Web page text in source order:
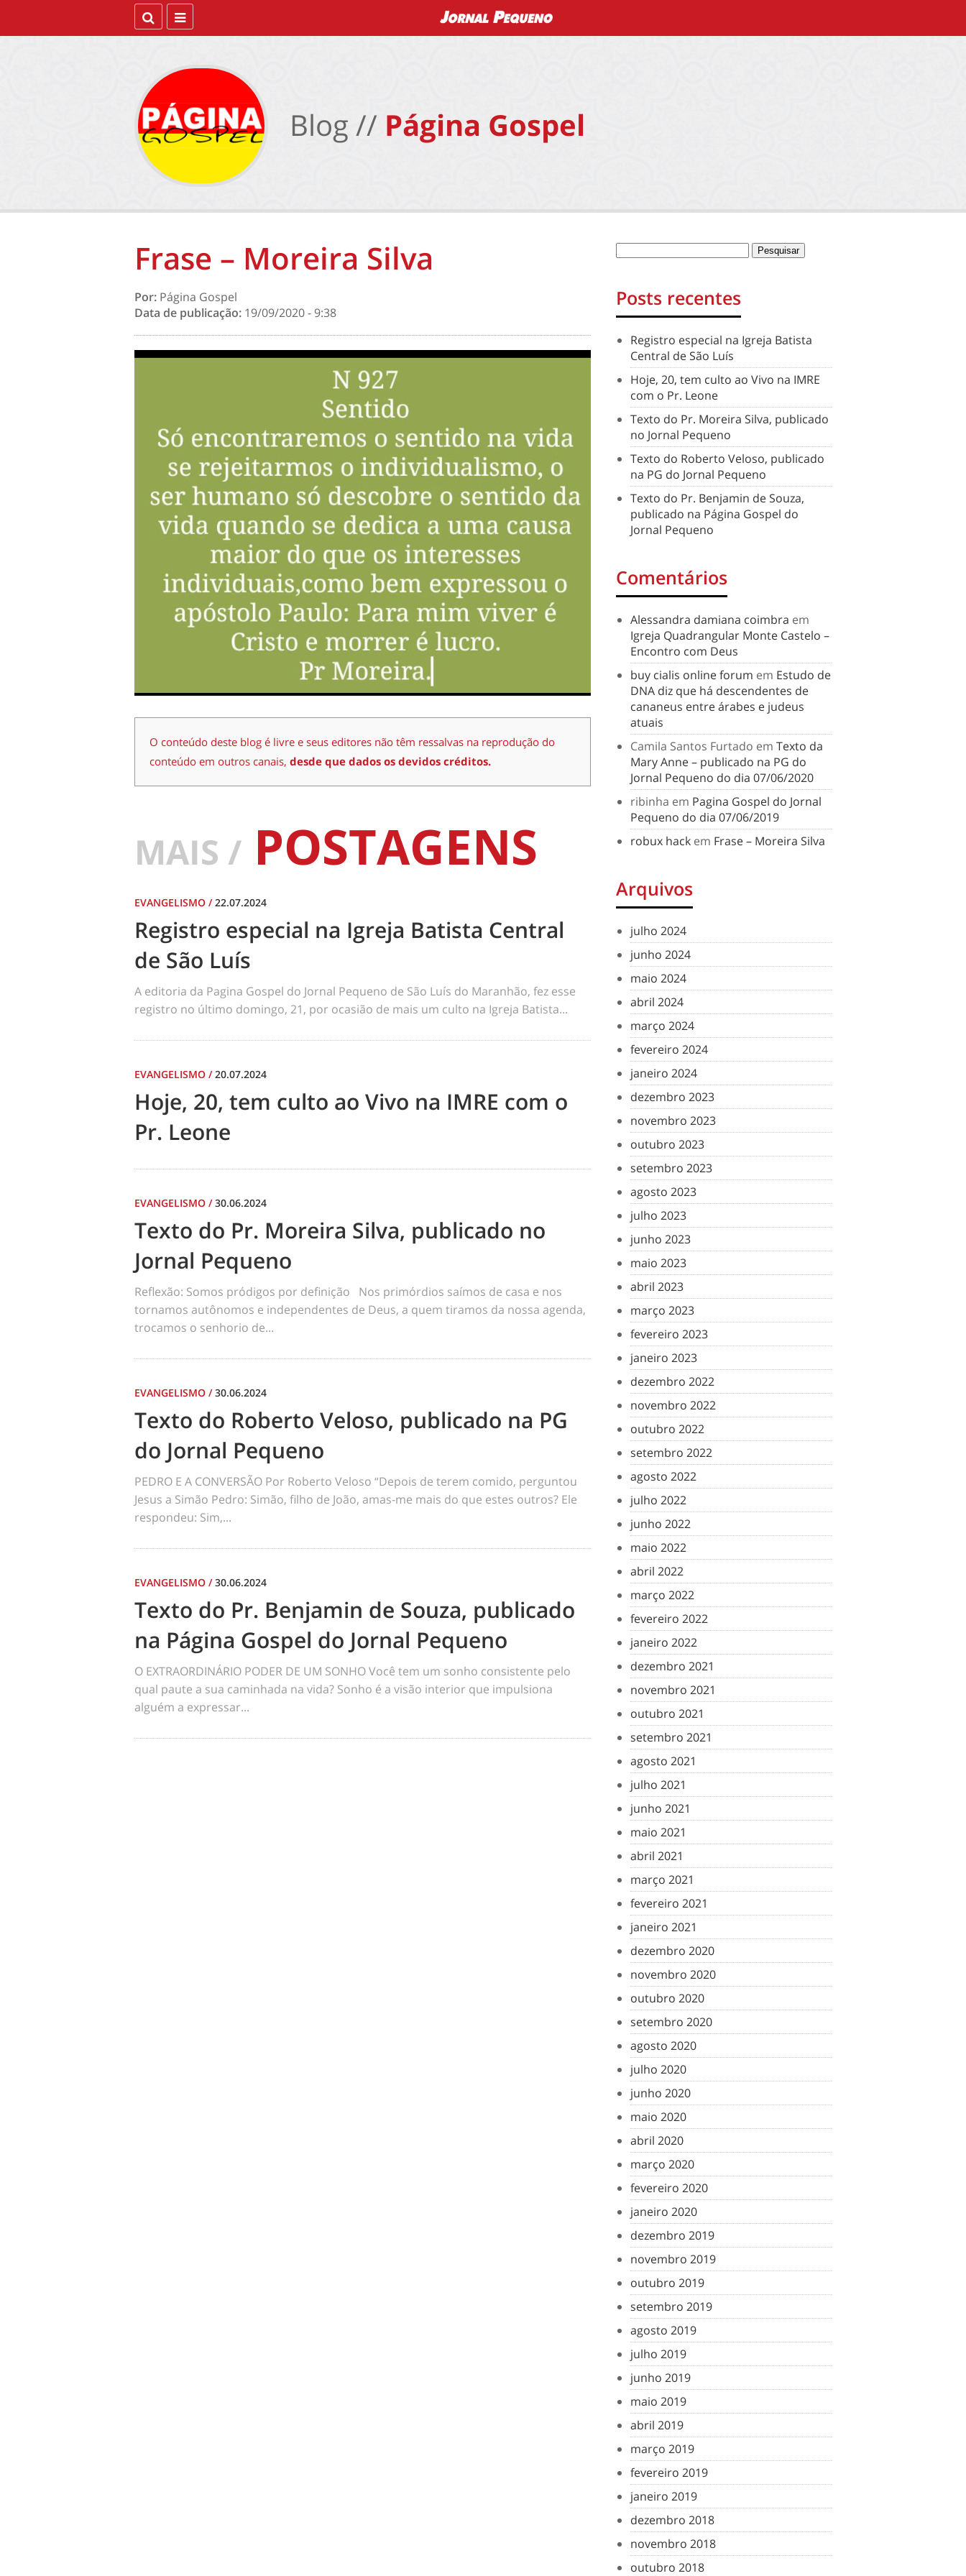
Blog // Página Gospel
Frase – Moreira Silva
Por: Página Gospel
Data de publicação: 19/09/2020 - 9:38
O conteúdo deste blog é livre e seus editores não têm ressalvas na reprodução do
conteúdo em outros canais, desde que dados os devidos créditos.
MAIS / POSTAGENS
EVANGELISMO /22.07.2024
Registro especial na Igreja Batista Central
de São Luís
A editoria da Pagina Gospel do Jornal Pequeno de São Luís do Maranhão, fez esse
registro no último domingo, 21, por ocasião de mais um culto na Igreja Batista...
EVANGELISMO /20.07.2024
Hoje, 20, tem culto ao Vivo na IMRE com o
Pr. Leone
EVANGELISMO /30.06.2024
Texto do Pr. Moreira Silva, publicado no
Jornal Pequeno
Reflexão: Somos pródigos por definição Nos primórdios saímos de casa e nos
tornamos autônomos e independentes de Deus, a quem tiramos da nossa agenda,
trocamos o senhorio de...
EVANGELISMO /30.06.2024
Texto do Roberto Veloso, publicado na PG
do Jornal Pequeno
PEDRO E A CONVERSÃO Por Roberto Veloso “Depois de terem comido, perguntou
Jesus a Simão Pedro: Simão, filho de João, amas-me mais do que estes outros? Ele
respondeu: Sim,...
EVANGELISMO /30.06.2024
Texto do Pr. Benjamin de Souza, publicado
na Página Gospel do Jornal Pequeno
O EXTRAORDINÁRIO PODER DE UM SONHO Você tem um sonho consistente pelo
qual paute a sua caminhada na vida? Sonho é a visão interior que impulsiona
alguém a expressar...
Posts recentes
Registro especial na Igreja Batista
Central de São Luís
Hoje, 20, tem culto ao Vivo na IMRE
com o Pr. Leone
Texto do Pr. Moreira Silva, publicado
no Jornal Pequeno
Texto do Roberto Veloso, publicado
na PG do Jornal Pequeno
Texto do Pr. Benjamin de Souza,
publicado na Página Gospel do
Jornal Pequeno
Comentários
Alessandra damiana coimbra em
Igreja Quadrangular Monte Castelo –
Encontro com Deus
buy cialis online forum em Estudo de
DNA diz que há descendentes de
cananeus entre árabes e judeus
atuais
Camila Santos Furtado em Texto da
Mary Anne – publicado na PG do
Jornal Pequeno do dia 07/06/2020
ribinha em Pagina Gospel do Jornal
Pequeno do dia 07/06/2019
robux hack em Frase – Moreira Silva
Arquivos
julho 2024
junho 2024
maio 2024
abril 2024
março 2024
fevereiro 2024
janeiro 2024
dezembro 2023
novembro 2023
outubro 2023
setembro 2023
agosto 2023
julho 2023
junho 2023
maio 2023
abril 2023
março 2023
fevereiro 2023
janeiro 2023
dezembro 2022
novembro 2022
outubro 2022
setembro 2022
agosto 2022
julho 2022
junho 2022
maio 2022
abril 2022
março 2022
fevereiro 2022
janeiro 2022
dezembro 2021
novembro 2021
outubro 2021
setembro 2021
agosto 2021
julho 2021
junho 2021
maio 2021
abril 2021
março 2021
fevereiro 2021
janeiro 2021
dezembro 2020
novembro 2020
outubro 2020
setembro 2020
agosto 2020
julho 2020
junho 2020
maio 2020
abril 2020
março 2020
fevereiro 2020
janeiro 2020
dezembro 2019
novembro 2019
outubro 2019
setembro 2019
agosto 2019
julho 2019
junho 2019
maio 2019
abril 2019
março 2019
fevereiro 2019
janeiro 2019
dezembro 2018
novembro 2018
outubro 2018